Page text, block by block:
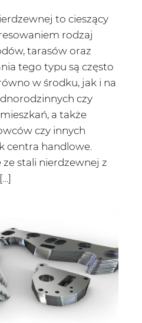
to cieszący
rodzaj
tarasów oraz
tego typu są często
w środku, jak i na
czy
a także
czy innych
centra handlowe.
stali nierdzewnej z